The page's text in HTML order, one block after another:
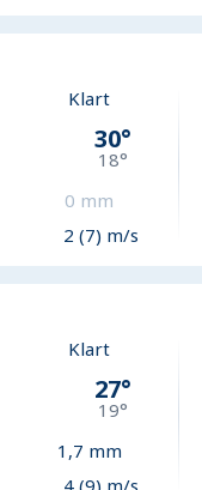
Klart
30°
18°
0 mm
2 (7) m/s
Klart
27°
19°
1,7 mm
4 (9) m/s